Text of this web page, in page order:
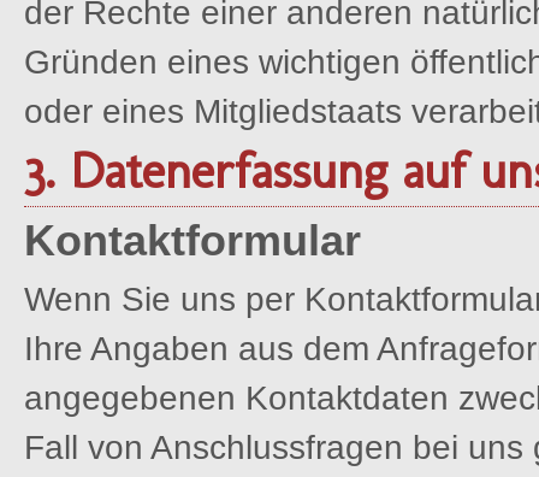
der Rechte einer anderen
Gründen eines wichtigen
oder eines Mitgliedstaats
3. Datenerfassung auf
Kontaktformular
Wenn Sie uns per
Ihre Angaben aus dem
angegebenen Kontaktdaten
Fall von Anschlussfragen bei